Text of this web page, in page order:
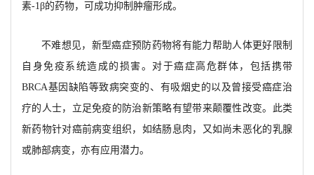
素-1β的药物，可成功抑制肿瘤形成。
不难想见，新型癌症预防药物将有能力帮助人体更好限制
自身免疫系统造成的损害。对于癌症高危群体，包括携带
BRCA基因缺陷等致病突变的、有吸烟史的以及曾接受癌症治
疗的人士，立足免疫的防治新策略有望带来颠覆性改变。此类
新药物针对癌前病变组织，如结肠息肉，又如尚未恶化的乳腺
或肺部病变，亦有应用潜力。